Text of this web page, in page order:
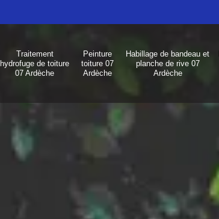
Traitement
hydrofuge de toiture
07 Ardèche
Peinture
toiture 07
Ardèche
Habillage de bandeau et
planche de rive 07
Ardèche